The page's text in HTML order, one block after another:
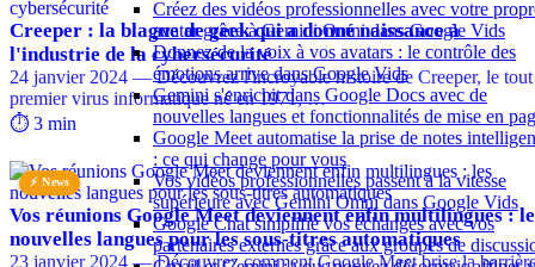
Créez des vidéos professionnelles avec votre
avatar grâce à Gemini Omni dans Google Vids
Donnez de la voix à vos avatars : le contrôle des
émotions arrive dans Google Vids
Gemini s'enrichit dans Google Docs avec de
nouvelles langues et fonctionnalités de mise en
Google Meet automatise la prise de notes
: ce qui change pour vous
Vos vidéos professionnelles passent à la vitesse
supérieure avec Gemini Omni dans Google Vids
Google Chat simplifie vos échanges avec vos
partenaires externes grâce aux groupes de
Creeper : la blague de geek qui a donné naissance à
l'industrie de la cybersécurité
24 janvier 2024 — Découvrez l'incroyable histoire de Creeper, le tout
premier virus informatique né en 1971, …
⏱️ 3 min
⚡ News
Vos réunions Google Meet deviennent enfin multilingues :
nouvelles langues pour les sous-titres automatiques
23 janvier 2024 — Découvrez comment Google Meet brise la